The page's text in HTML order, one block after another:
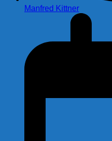
Manfred Kittner